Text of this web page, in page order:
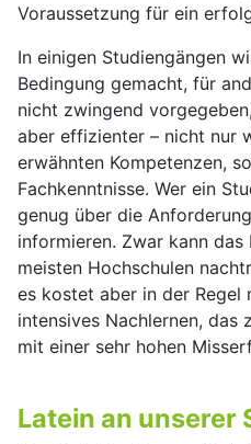
Voraussetzung für ein
In einigen Studiengängen
Bedingung gemacht, für
nicht zwingend
aber effizienter – nicht nur
erwähnten Kompetenzen,
Fachkenntnisse. Wer ein
genug über die
informieren. Zwar kann das
meisten Hochschulen
es kostet aber in der Regel
intensives Nachlernen, das
mit einer sehr hohen
Latein an unserer